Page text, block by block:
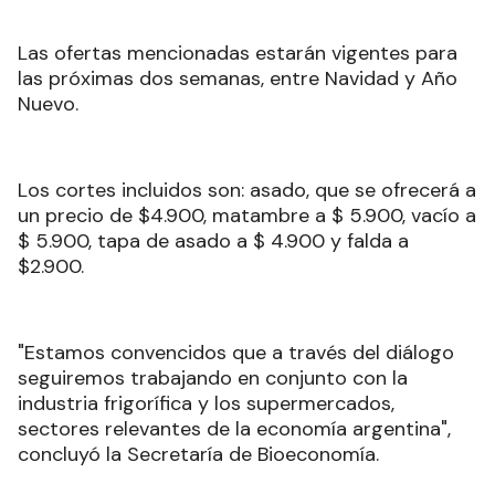
Las ofertas mencionadas estarán vigentes para
las próximas dos semanas, entre Navidad y Año
Nuevo.
Los cortes incluidos son: asado, que se ofrecerá a
un precio de $4.900, matambre a $ 5.900, vacío a
$ 5.900, tapa de asado a $ 4.900 y falda a
$2.900.
"Estamos convencidos que a través del diálogo
seguiremos trabajando en conjunto con la
industria frigorífica y los supermercados,
sectores relevantes de la economía argentina",
concluyó la Secretaría de Bioeconomía.